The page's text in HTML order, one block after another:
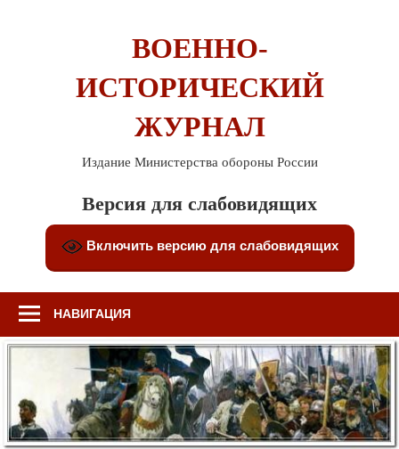
ВОЕННО-
ИСТОРИЧЕСКИЙ
ЖУРНАЛ
Издание Министерства обороны России
Версия для слабовидящих
Включить версию для слабовидящих
НАВИГАЦИЯ